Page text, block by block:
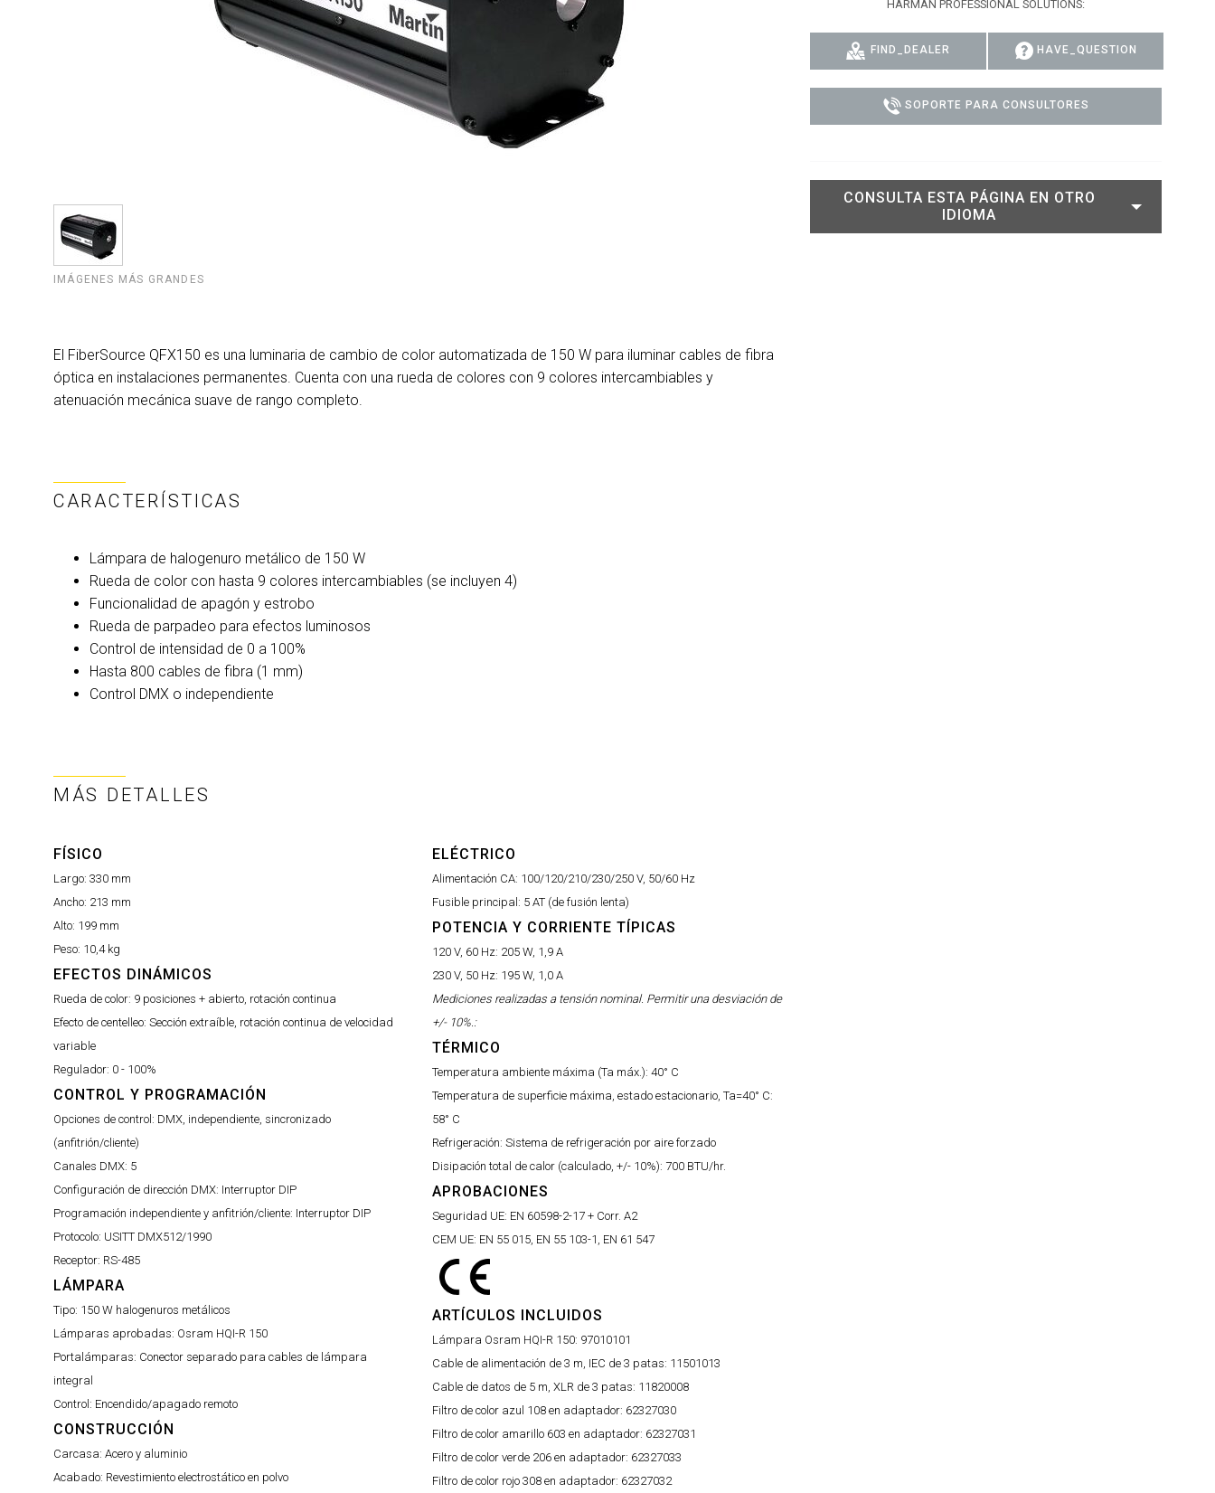
IMÁGENES MÁS GRANDES
El FiberSource QFX150 es una luminaria de cambio de color automatizada de 150 W para iluminar cables de fibra
óptica en instalaciones permanentes. Cuenta con una rueda de colores con 9 colores intercambiables y
atenuación mecánica suave de rango completo.
CARACTERÍSTICAS
Lámpara de halogenuro metálico de 150 W
Rueda de color con hasta 9 colores intercambiables (se incluyen 4)
Funcionalidad de apagón y estrobo
Rueda de parpadeo para efectos luminosos
Control de intensidad de 0 a 100%
Hasta 800 cables de fibra (1 mm)
Control DMX o independiente
MÁS DETALLES
FÍSICO
Largo: 330 mm
Ancho: 213 mm
Alto: 199 mm
Peso: 10,4 kg
EFECTOS DINÁMICOS
Rueda de color: 9 posiciones + abierto, rotación continua
Efecto de centelleo: Sección extraíble, rotación continua de velocidad
variable
Regulador: 0 - 100%
CONTROL Y PROGRAMACIÓN
Opciones de control: DMX, independiente, sincronizado
(anfitrión/cliente)
Canales DMX: 5
Configuración de dirección DMX: Interruptor DIP
Programación independiente y anfitrión/cliente: Interruptor DIP
Protocolo: USITT DMX512/1990
Receptor: RS-485
LÁMPARA
Tipo: 150 W halogenuros metálicos
Lámparas aprobadas: Osram HQI-R 150
Portalámparas: Conector separado para cables de lámpara
integral
Control: Encendido/apagado remoto
CONSTRUCCIÓN
Carcasa: Acero y aluminio
Acabado: Revestimiento electrostático en polvo
ELÉCTRICO
Alimentación CA: 100/120/210/230/250 V, 50/60 Hz
Fusible principal: 5 AT (de fusión lenta)
POTENCIA Y CORRIENTE TÍPICAS
120 V, 60 Hz: 205 W, 1,9 A
230 V, 50 Hz: 195 W, 1,0 A
Mediciones realizadas a tensión nominal. Permitir una desviación de
+/- 10%.:
TÉRMICO
Temperatura ambiente máxima (Ta máx.): 40° C
Temperatura de superficie máxima, estado estacionario, Ta=40° C:
58° C
Refrigeración: Sistema de refrigeración por aire forzado
Disipación total de calor (calculado, +/- 10%): 700 BTU/hr.
APROBACIONES
Seguridad UE: EN 60598-2-17 + Corr. A2
CEM UE: EN 55 015, EN 55 103-1, EN 61 547
ARTÍCULOS INCLUIDOS
Lámpara Osram HQI-R 150: 97010101
Cable de alimentación de 3 m, IEC de 3 patas: 11501013
Cable de datos de 5 m, XLR de 3 patas: 11820008
Filtro de color azul 108 en adaptador: 62327030
Filtro de color amarillo 603 en adaptador: 62327031
Filtro de color verde 206 en adaptador: 62327033
Filtro de color rojo 308 en adaptador: 62327032
HARMAN PROFESSIONAL SOLUTIONS:
FIND_DEALER HAVE_QUESTION
SOPORTE PARA CONSULTORES
CONSULTA ESTA PÁGINA EN OTRO
IDIOMA